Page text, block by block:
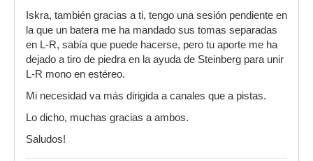
Iskra, también gracias a ti, tengo una sesión pendiente en
la que un batera me ha mandado sus tomas separadas
en L-R, sabía que puede hacerse, pero tu aporte me ha
dejado a tiro de piedra en la ayuda de Steinberg para unir
L-R mono en estéreo.
Mi necesidad va más dirigida a canales que a pistas.
Lo dicho, muchas gracias a ambos.
Saludos!